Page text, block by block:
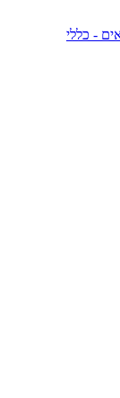
- כללי